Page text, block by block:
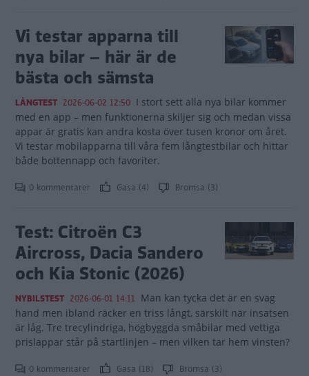
Vi testar apparna till
nya bilar – här är de
bästa och sämsta
LÅNGTEST 2026-06-02 12:50 I stort sett alla nya bilar kommer
med en app – men funktionerna skiljer sig och medan vissa
appar är gratis kan andra kosta över tusen kronor om året.
Vi testar mobilapparna till våra fem långtestbilar och hittar
både bottennapp och favoriter.
0 kommentarer Gasa (4) Bromsa (3)
Test: Citroën C3
Aircross, Dacia Sandero
och Kia Stonic (2026)
NYBILSTEST 2026-06-01 14:11 Man kan tycka det är en svag
hand men ibland räcker en triss långt, särskilt när insatsen
är låg. Tre trecylindriga, högbyggda småbilar med vettiga
prislappar står på startlinjen – men vilken tar hem vinsten?
0 kommentarer Gasa (18) Bromsa (3)